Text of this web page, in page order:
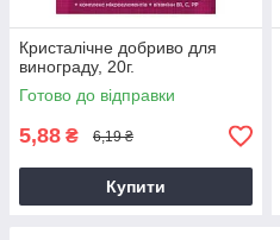
Кристалічне добриво для
винограду, 20г.
Готово до відправки
5,88 ₴ 6,19 ₴
Купити